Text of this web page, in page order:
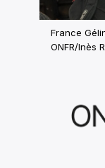
France
ONFR/Inès